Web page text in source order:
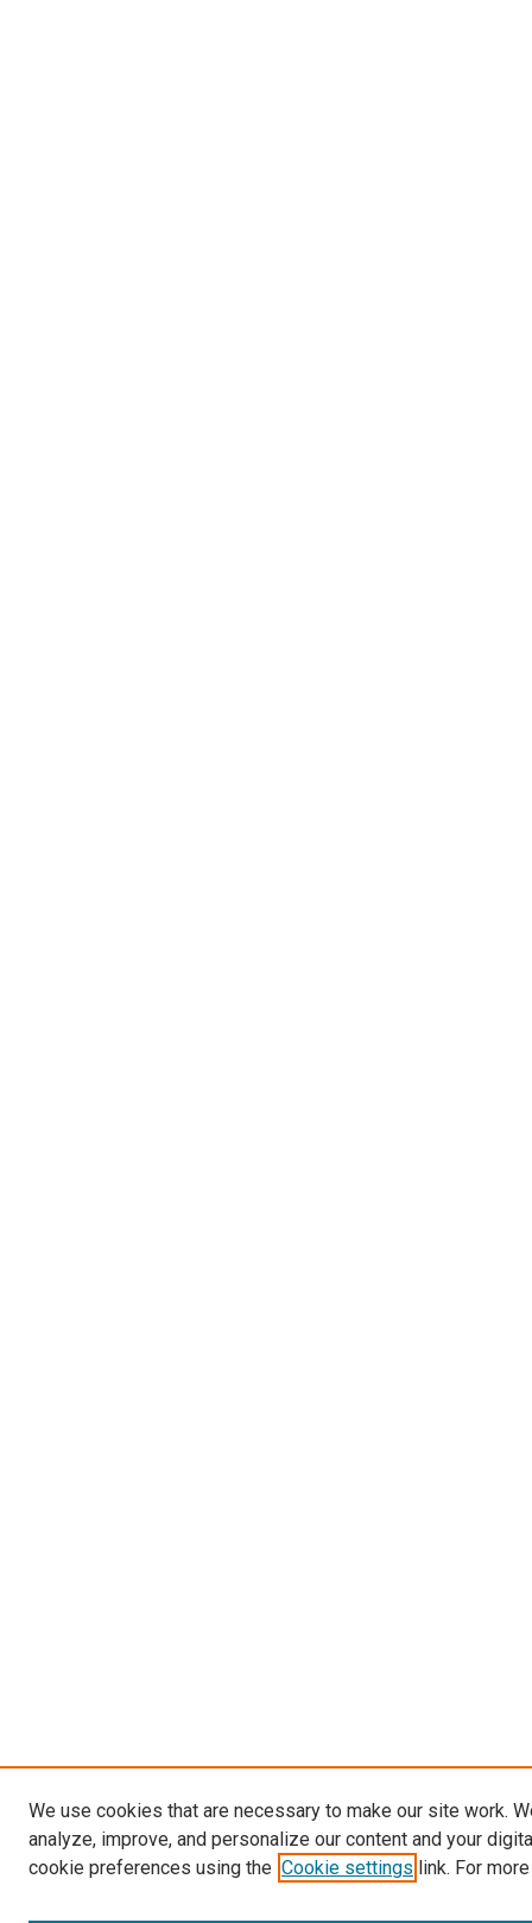
We use cookies that are necessary to make our site work.
analyze, improve, and personalize our content and your
cookie preferences using the Cookie settings link. For